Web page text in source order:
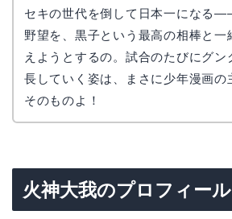
セキの世代を倒して日本一になる
野望を、黒子という最高の相棒と一
えようとするの。試合のたびにグン
長していく姿は、まさに少年漫画の
そのものよ！
火神大我のプロフィール